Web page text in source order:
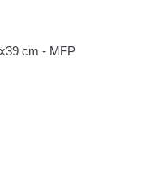
cm - MFP